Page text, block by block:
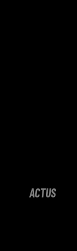
ACTUS